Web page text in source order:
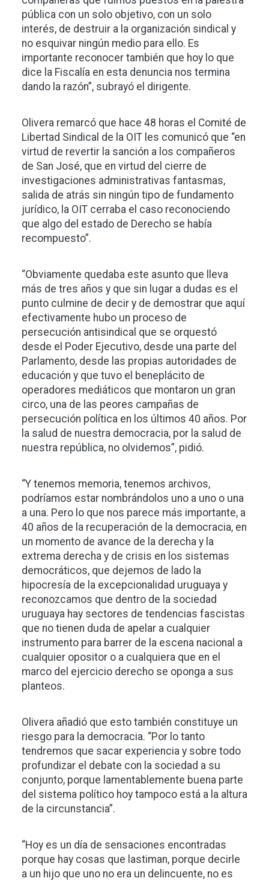
pública con un solo objetivo, con un solo
interés, de destruir a la organización sindical y
no esquivar ningún medio para ello. Es
importante reconocer también que hoy lo que
dice la Fiscalía en esta denuncia nos termina
dando la razón”, subrayó el dirigente.
Olivera remarcó que hace 48 horas el Comité de
Libertad Sindical de la OIT les comunicó que “en
virtud de revertir la sanción a los compañeros
de San José, que en virtud del cierre de
investigaciones administrativas fantasmas,
salida de atrás sin ningún tipo de fundamento
jurídico, la OIT cerraba el caso reconociendo
que algo del estado de Derecho se había
recompuesto”.
“Obviamente quedaba este asunto que lleva
más de tres años y que sin lugar a dudas es el
punto culmine de decir y de demostrar que aquí
efectivamente hubo un proceso de
persecución antisindical que se orquestó
desde el Poder Ejecutivo, desde una parte del
Parlamento, desde las propias autoridades de
educación y que tuvo el beneplácito de
operadores mediáticos que montaron un gran
circo, una de las peores campañas de
persecución política en los últimos 40 años. Por
la salud de nuestra democracia, por la salud de
nuestra república, no olvidemos”, pidió.
“Y tenemos memoria, tenemos archivos,
podríamos estar nombrándolos uno a uno o una
a una. Pero lo que nos parece más importante, a
40 años de la recuperación de la democracia, en
un momento de avance de la derecha y la
extrema derecha y de crisis en los sistemas
democráticos, que dejemos de lado la
hipocresía de la excepcionalidad uruguaya y
reconozcamos que dentro de la sociedad
uruguaya hay sectores de tendencias fascistas
que no tienen duda de apelar a cualquier
instrumento para barrer de la escena nacional a
cualquier opositor o a cualquiera que en el
marco del ejercicio derecho se oponga a sus
planteos.
Olivera añadió que esto también constituye un
riesgo para la democracia. “Por lo tanto
tendremos que sacar experiencia y sobre todo
profundizar el debate con la sociedad a su
conjunto, porque lamentablemente buena parte
del sistema político hoy tampoco está a la altura
de la circunstancia”.
“Hoy es un día de sensaciones encontradas
porque hay cosas que lastiman, porque decirle
a un hijo que uno no era un delincuente, no es